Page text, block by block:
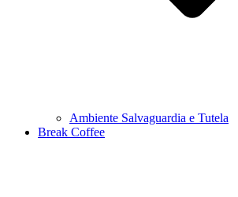
Ambiente Salvaguardia e Tutela
Break Coffee